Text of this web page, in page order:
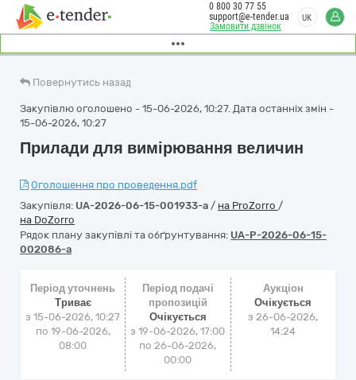
Замовити дзвінок
0 800 30 77 55
support@e-tender.ua
UK
Повернутись назад
Закупівлю оголошено - 15-06-2026, 10:27. Дата останніх змін -
15-06-2026, 10:27
Прилади для вимірювання величин
Оголошення про проведення.pdf
Закупівля: UA-2026-06-15-001933-a / на ProZorro /
на DoZorro
Рядок плану закупівлі та обґрунтування: UA-P-2026-06-15-
002086-a
Період уточнень
Триває
з 15-06-2026, 10:27
по 19-06-2026,
08:00
Період подачі
пропозицій
Очікується
з 19-06-2026, 17:00
по 26-06-2026,
00:00
Аукціон
Очікується
з26-06-2026,
14:24